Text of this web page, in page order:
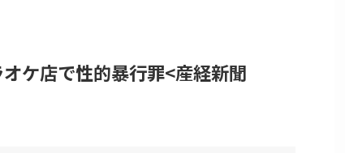
ケ店で性的暴行罪<産経新聞